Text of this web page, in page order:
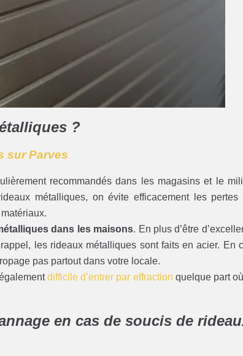
?
sur Parves
recommandés dans les magasins et le
métalliques, on évite efficacement les pertes
dans les maisons. En plus d’être
les rideaux métalliques sont faits en acier. En
pas partout dans votre locale.
difficile d’entrer par effraction quelque part
en cas de soucis de